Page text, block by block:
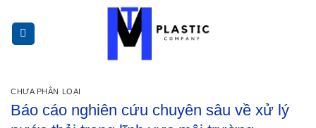
qua
nội
CHƯA PHÂN LOẠI
Báo cáo nghiên cứu chuyên sâu về xử lý